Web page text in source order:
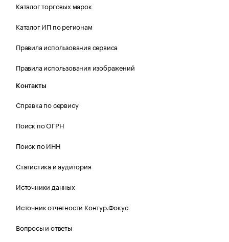
Каталог торговых марок
Каталог ИП по регионам
Правила использования сервиса
Правила использования изображений
Контакты
Справка по сервису
Поиск по ОГРН
Поиск по ИНН
Статистика и аудитория
Источники данных
Источник отчетности Контур.Фокус
Вопросы и ответы